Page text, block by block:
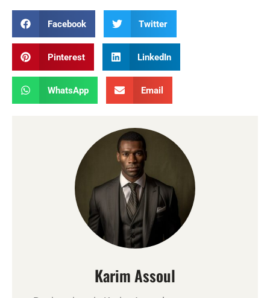
Facebook Twitter
Pinterest LinkedIn
WhatsApp Email
Karim Assoul